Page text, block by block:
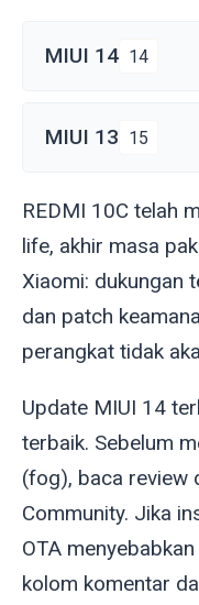
MIUI 14 14
MIUI 13 15
REDMI 10C telah
life, akhir masa
Xiaomi: dukungan
dan patch
perangkat tidak
Update MIUI 14
terbaik. Sebelum
(fog), baca review
Community. Jika
OTA
kolom komentar